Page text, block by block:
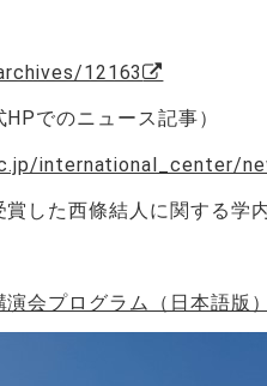
12163
HPでのニュース記事）
international_center/
した西條結人に関する学
会プログラム（日本語版）